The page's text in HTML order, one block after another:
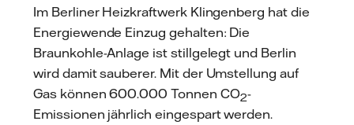
Im Berliner Heizkraftwerk Klingenberg hat die
Energiewende Einzug gehalten: Die
Braunkohle-Anlage ist stillgelegt und Berlin
wird damit sauberer. Mit der Umstellung auf
Gas können 600.000 Tonnen CO2-
Emissionen jährlich eingespart werden.